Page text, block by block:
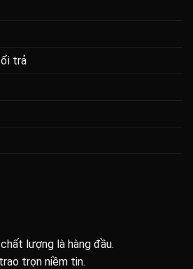
trả
lượng là hàng đầu.
trọn niềm tin.